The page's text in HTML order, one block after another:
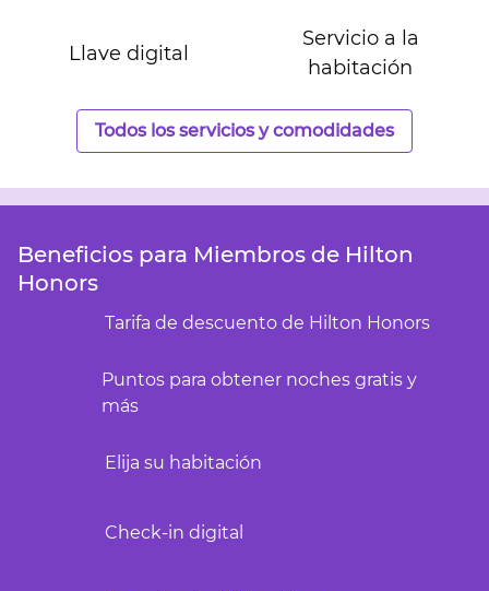
Llave digital
Servicio a la
habitación
Todos los servicios y comodidades
Beneficios para Miembros de Hilton
Honors
Tarifa de descuento de Hilton Honors
Puntos para obtener noches gratis y
más
Elija su habitación
Check-in digital